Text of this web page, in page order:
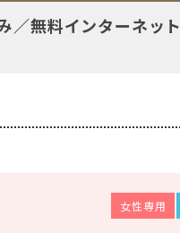
／無料インターネッ
女性専用